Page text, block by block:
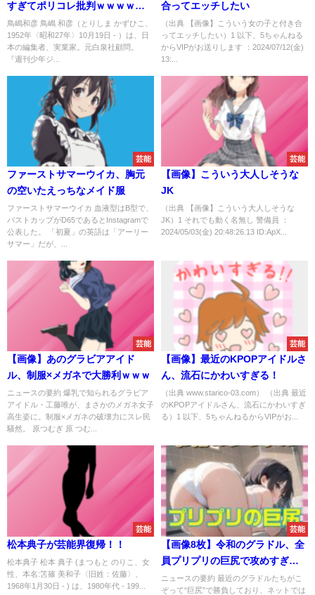
すぎてポリコレ批判ｗｗｗｗｗ
ｗｗｗｗｗｗｗｗ
鳥嶋和彦 鳥嶋 和彦（とりしま かずひこ、
1952年〈昭和27年〉10月19日 - ）は、日
本の編集者、実業家。元白泉社顧問。
『週刊少年ジ...
合ってエッチしたい
（出典 【画像】こういう女の子と付き合
ってエッチしたい）1 以下、5ちゃんねる
からVIPがお送りします ：2024/07/12(金)
13:...
芸能
ファーストサマーウイカ、胸元
の空いたえっちなメイド服
ファーストサマーウイカ 血液型はB型で、
バストカップがD65であるとInstagramで
公表した。 「初夏」の英語は「アーリー
サマー」だが、...
芸能
【画像】こういう大人しそうな
JK
（出典 【画像】こういう大人しそうな
JK）1 それでも動く名無し 警備員 ：
2024/05/03(金) 20:48:26.13 ID:ApX...
芸能
【画像】あのグラビアアイド
ル、制服×メガネで大勝利ｗｗｗ
ニュースの要約 爆乳で知られるグラビア
アイドル・工藤唯が、まさかのメガネ女子
高生姿に。制服×メガネの破壊力にスレ民
騒然。 原つむぎ 原 つむ...
芸能
【画像】最近のKPOPアイドルさ
ん、流石にかわいすぎる！
（出典 www.starico-03.com） （出典 最近
のKPOPアイドルさん、流石にかわいすぎ
る）1 以下、5ちゃんねるからVIPがお...
芸能
松本典子が芸能界復帰！！
松本典子 松本 典子 (まつもと のりこ、女
性、本名:笘篠 美和子〈旧姓：佐藤〉、
1968年1月30日 - ) は、1980年代 - 199...
芸能
【画像8枚】令和のグラドル、全
員プリプリの巨尻で攻めすぎｗ
ｗｗｗｗ
ニュースの要約 最近のグラドルたちがこ
ぞって“巨尻”で勝負しており、ネットでは